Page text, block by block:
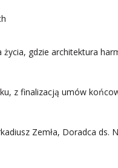
gdzie architektura
z finalizacją umów
Zemła, Doradca ds.